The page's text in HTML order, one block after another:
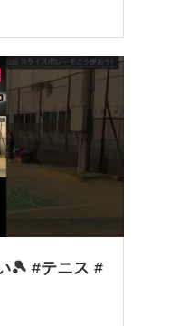
🎾 #テニス #